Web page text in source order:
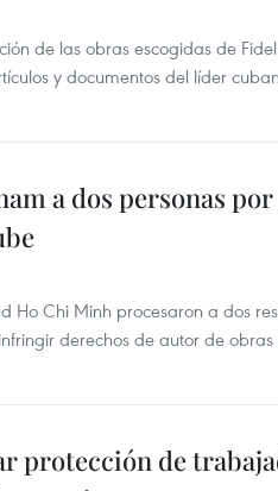
de las obras escogidas de
y documentos del líder
a dos personas
Ho Chi Minh procesaron a dos
derechos de autor de obras
protección de